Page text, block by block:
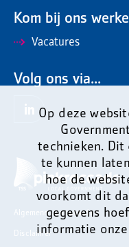
Op deze
technieken. Dit
te kunnen
hoe de
voorkomt dit
gegevens
informatie onze
Kom bij ons
Vacatures
Volg ons via...
Algemene voorwaarden
Disclaimer